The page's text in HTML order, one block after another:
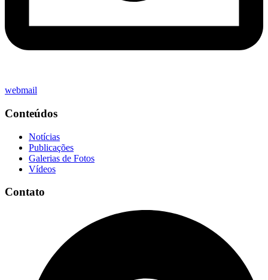
webmail
Conteúdos
Notícias
Publicações
Galerias de Fotos
Vídeos
Contato